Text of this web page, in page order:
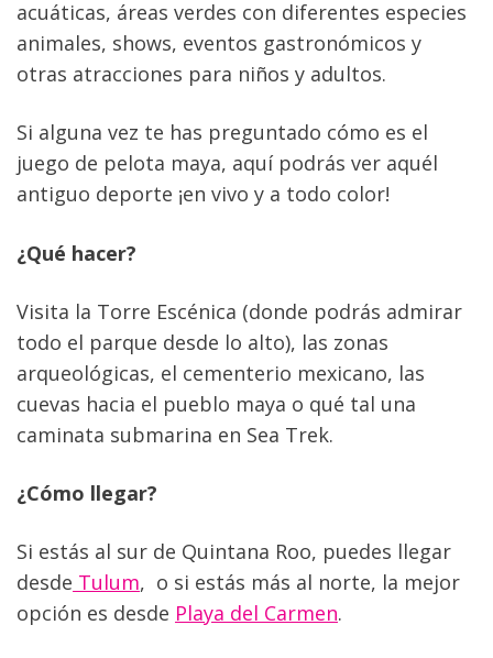
acuáticas, áreas verdes con diferentes especies
animales, shows, eventos gastronómicos y
otras atracciones para niños y adultos.
Si alguna vez te has preguntado cómo es el
juego de pelota maya, aquí podrás ver aquél
antiguo deporte ¡en vivo y a todo color!
¿Qué hacer?
Visita la Torre Escénica (donde podrás admirar
todo el parque desde lo alto), las zonas
arqueológicas, el cementerio mexicano, las
cuevas hacia el pueblo maya o qué tal una
caminata submarina en Sea Trek.
¿Cómo llegar?
Si estás al sur de Quintana Roo, puedes llegar
desde Tulum,  o si estás más al norte, la mejor
opción es desde Playa del Carmen.